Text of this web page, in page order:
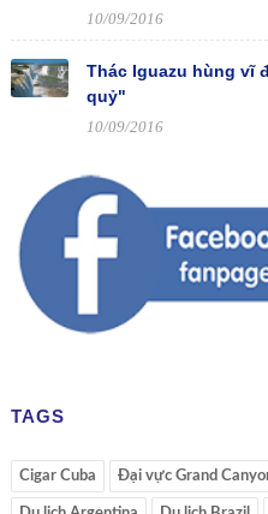
10/09/2016
Thác Iguazu hùng vĩ
quỷ"
10/09/2016
TAGS
Cigar Cuba Đại vực Grand